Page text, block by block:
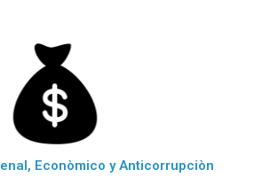
Econòmico y Anticorrupciòn